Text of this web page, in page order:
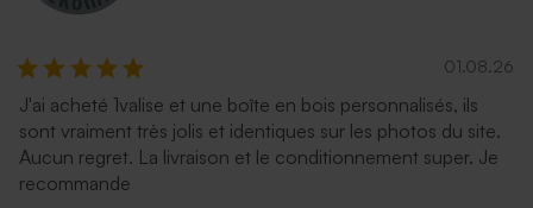
Enveloppe couleur bleu nuit Enveloppe mariage
01.08.26
J'ai acheté 1valise et une boîte en bois personnalisés, ils
sont vraiment très jolis et identiques sur les photos du site.
Aucun regret. La livraison et le conditionnement super. Je
recommande